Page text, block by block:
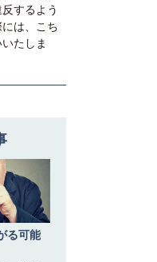
するよう
は、こち
たしま
る可能